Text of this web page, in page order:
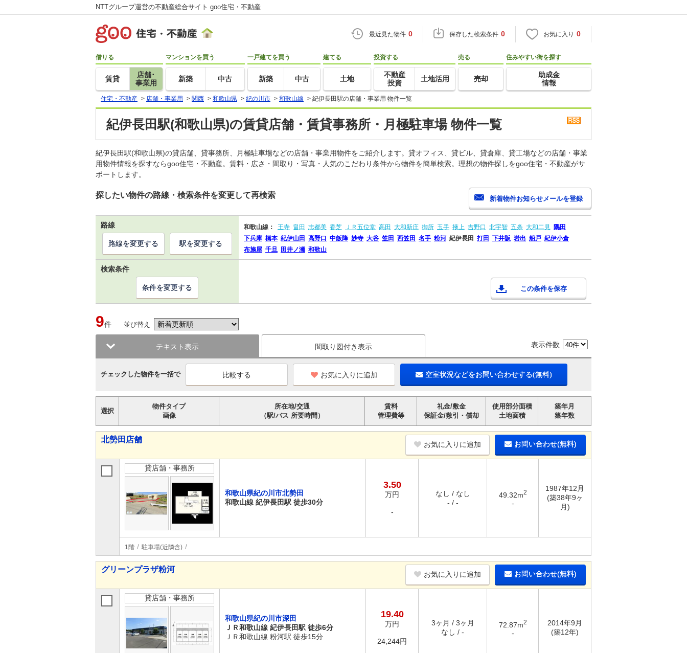
NTTグループ運営の不動産総合サイト goo住宅・不動産
最近見た物件 0 保存した検索条件 0 お気に入り 0
借りる
賃貸
店舗･
事業用
マンションを買う
新築 中古
一戸建てを買う
新築 中古
建てる
土地
投資する
不動産
投資
土地活用
売る
売却
住みやすい街を探す
助成金
情報
住宅・不動産 > 店舗・事業用 > 関西 > 和歌山県 > 紀の川市 > 和歌山線 > 紀伊長田駅の店舗・事業用 物件一覧
紀伊長田駅(和歌山県)の賃貸店舗・賃貸事務所・月極駐車場 物件一覧
紀伊長田駅(和歌山県)の貸店舗、貸事務所、月極駐車場などの店舗・事業用物件をご紹介します。貸オフィス、貸ビル、貸倉庫、貸工場などの店舗・事業
用物件情報を探すならgoo住宅・不動産。賃料・広さ・間取り・写真・人気のこだわり条件から物件を簡単検索。理想の物件探しをgoo住宅・不動産がサ
ポートします。
探したい物件の路線・検索条件を変更して再検索
路線 和歌山線： 王寺 畠田 志都美 香芝 ＪＲ五位堂 高田 大和新庄 御所 玉手 掖上 吉野口 北宇智 五条 大和二見 隅田
下兵庫 橋本 紀伊山田 高野口 中飯降 妙寺 大谷 笠田 西笠田 名手 粉河 紀伊長田 打田 下井阪 岩出 船戸 紀伊小倉
布施屋 千旦 田井ノ瀬 和歌山
路線を変更する 駅を変更する
検索条件
この条件を保存
条件を変更する
9件 並び替え
テキスト表示 間取り図付き表示 表示件数
チェックした物件を一括で お気に入りに追加 空室状況などをお問い合わせする(無料)
選択
物件タイプ
画像
所在地/交通
（駅/バス 所要時間）
賃料
管理費等
礼金/敷金
保証金/敷引・償却
使用部分面積
土地面積
築年月
築年数
北勢田店舗
お気に入りに追加 お問い合わせ(無料)
貸店舗・事務所
和歌山県紀の川市北勢田
和歌山線 紀伊長田駅 徒歩30分
3.50
万円
-
なし / なし
- / -
49.32m2
-
1987年12月
(築38年9ヶ
月)
1階 駐車場(近隣含)
グリーンプラザ粉河
お気に入りに追加 お問い合わせ(無料)
貸店舗・事務所
和歌山県紀の川市深田
ＪＲ和歌山線 紀伊長田駅 徒歩6分
ＪＲ和歌山線 粉河駅 徒歩15分
19.40
万円
24,244円
3ヶ月 / 3ヶ月
なし / -
72.87m2
-
2014年9月
(築12年)